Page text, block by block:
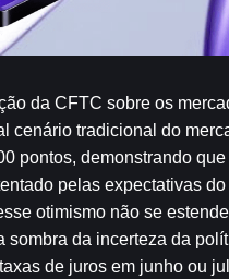
da CFTC sobre os
cenário tradicional do
pontos, demonstrando
pelas expectativas
otimismo não se
da incerteza da
de juros em junho ou